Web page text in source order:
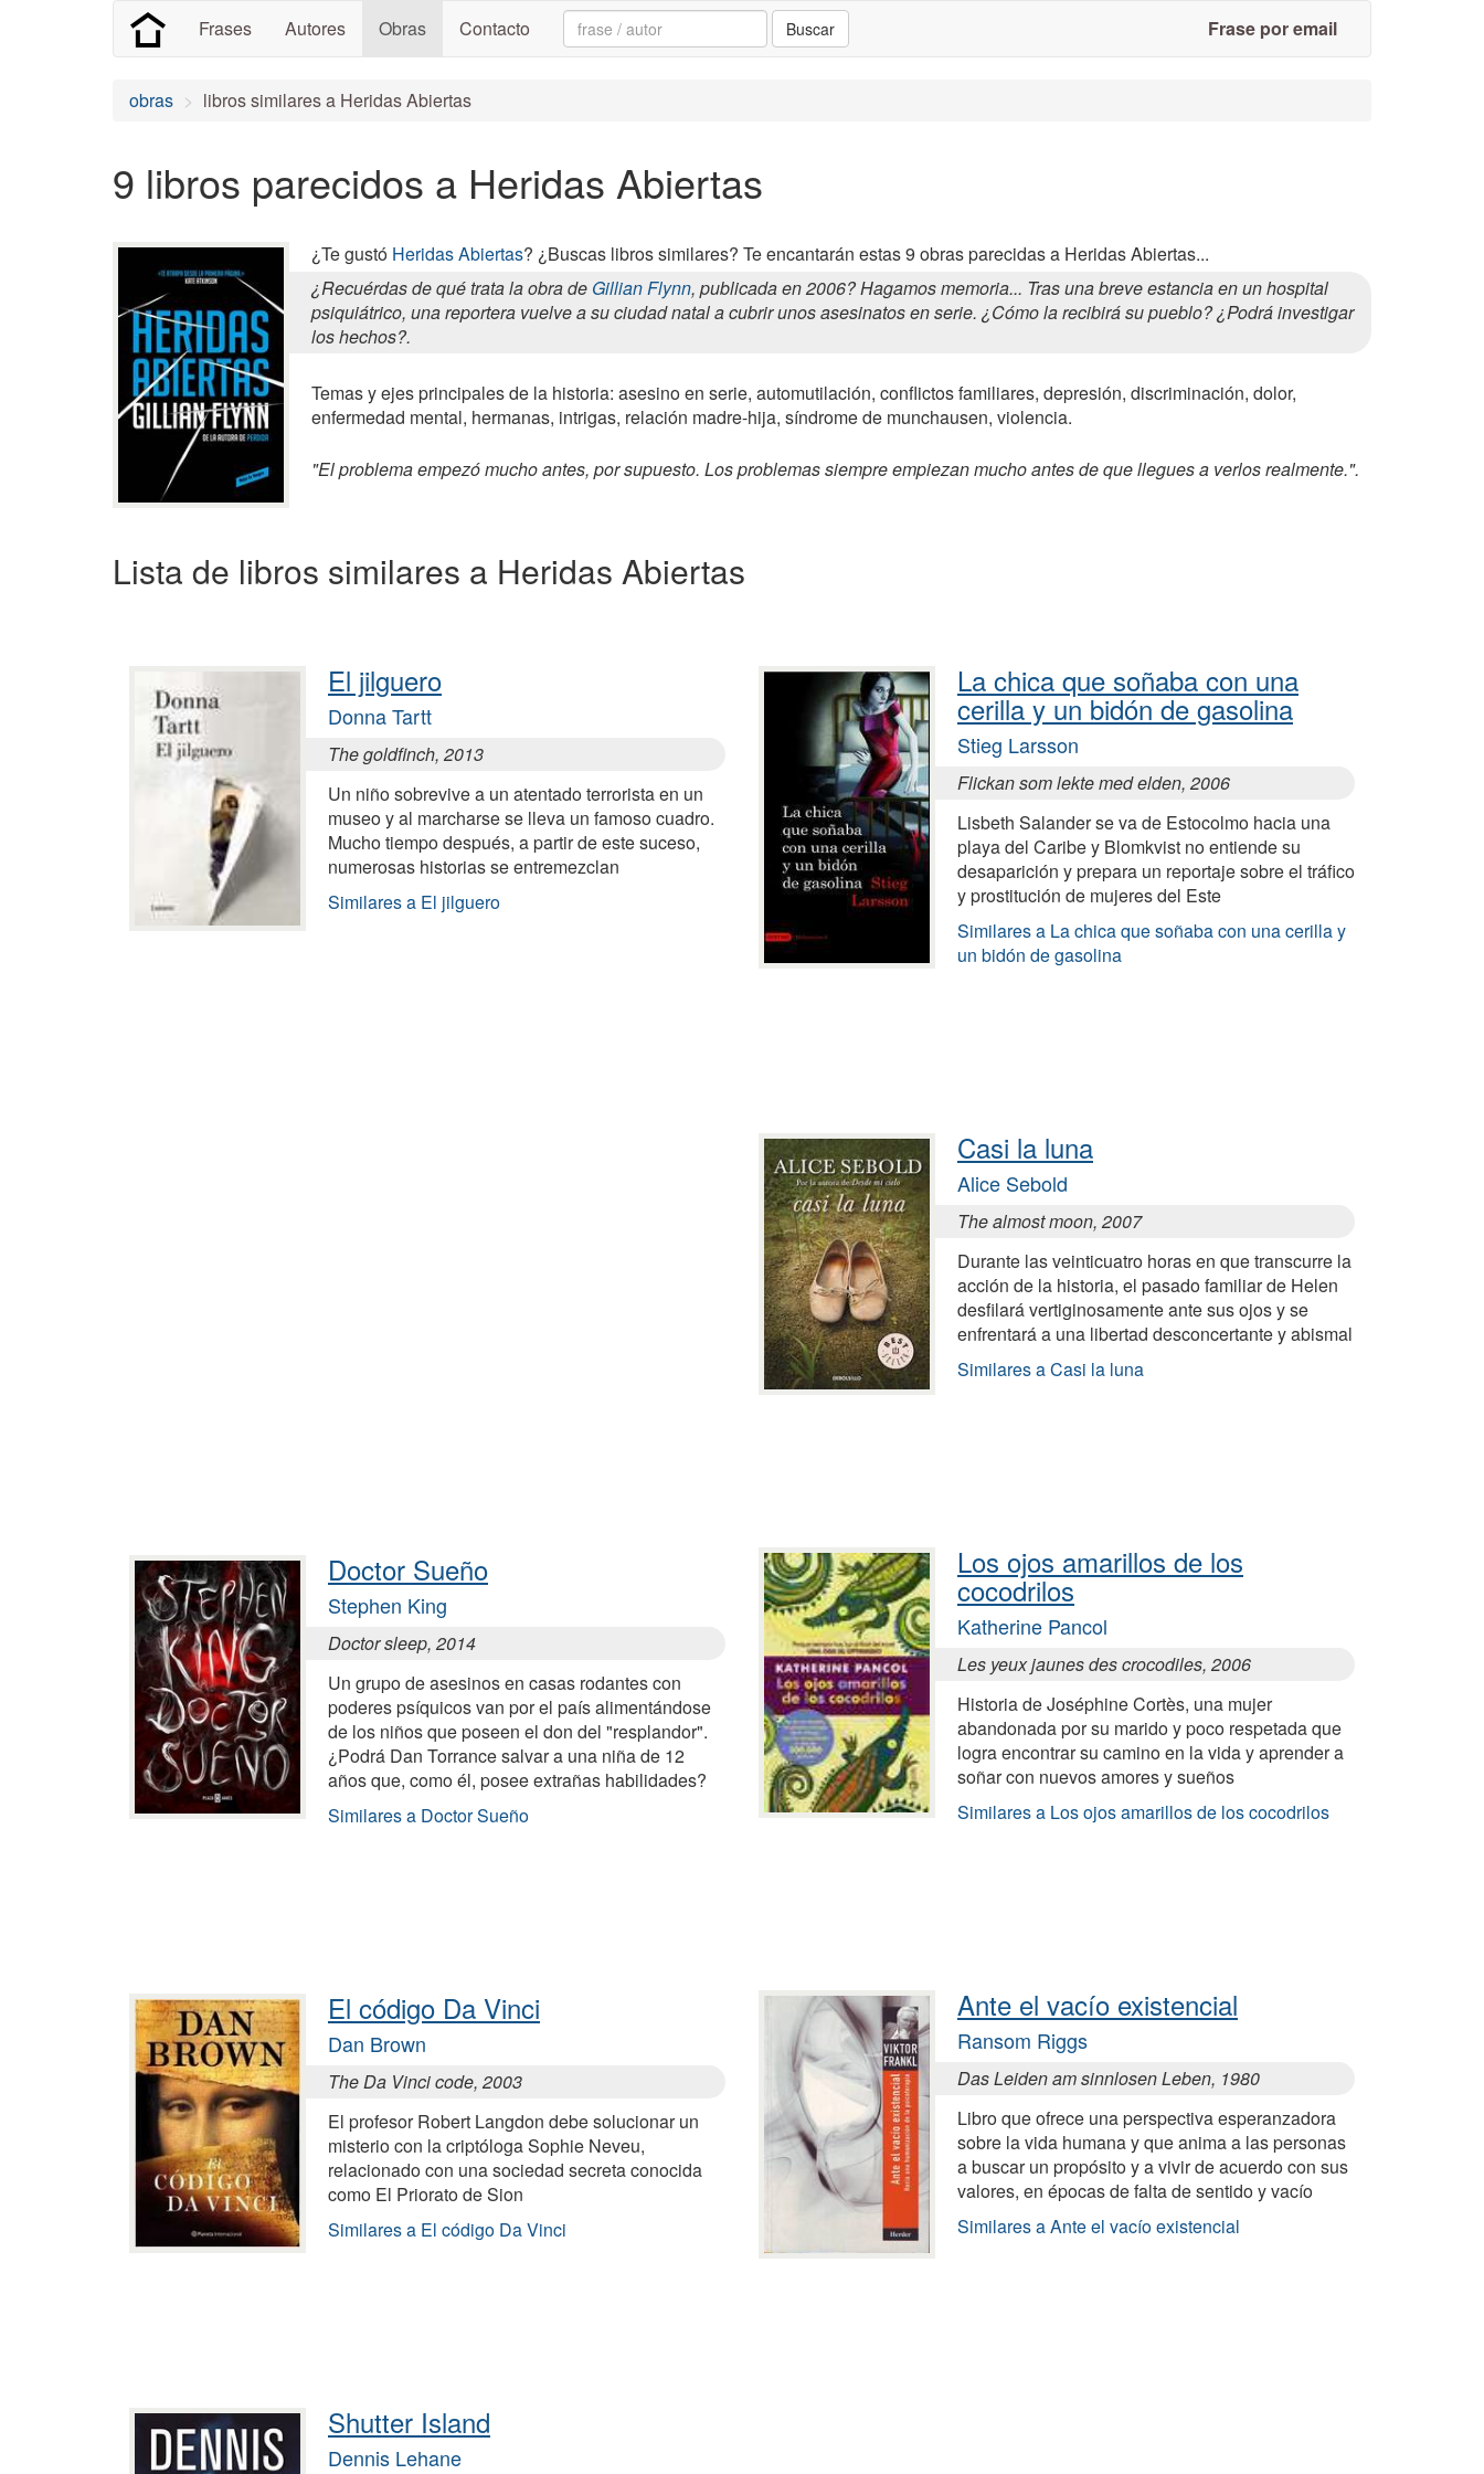
Frases Autores Obras Contacto Search: Buscar Frase por email
obras libros similares a Heridas Abiertas
9 libros parecidos a Heridas Abiertas
¿Te gustó Heridas Abiertas? ¿Buscas libros similares? Te encantarán estas 9 obras parecidas a Heridas Abiertas...
¿Recuérdas de qué trata la obra de Gillian Flynn, publicada en 2006? Hagamos memoria... Tras una breve estancia en un hospital
psiquiátrico, una reportera vuelve a su ciudad natal a cubrir unos asesinatos en serie. ¿Cómo la recibirá su pueblo? ¿Podrá investigar
los hechos?.
Temas y ejes principales de la historia: asesino en serie, automutilación, conflictos familiares, depresión, discriminación, dolor,
enfermedad mental, hermanas, intrigas, relación madre-hija, síndrome de munchausen, violencia.
"El problema empezó mucho antes, por supuesto. Los problemas siempre empiezan mucho antes de que llegues a verlos realmente.".
Lista de libros similares a Heridas Abiertas
El jilguero
Donna Tartt
The goldfinch, 2013
Un niño sobrevive a un atentado terrorista en un
museo y al marcharse se lleva un famoso cuadro.
Mucho tiempo después, a partir de este suceso,
numerosas historias se entremezclan
Similares a El jilguero
Doctor Sueño
Stephen King
Doctor sleep, 2014
Un grupo de asesinos en casas rodantes con
poderes psíquicos van por el país alimentándose
de los niños que poseen el don del "resplandor".
¿Podrá Dan Torrance salvar a una niña de 12
años que, como él, posee extrañas habilidades?
Similares a Doctor Sueño
El código Da Vinci
Dan Brown
The Da Vinci code, 2003
El profesor Robert Langdon debe solucionar un
misterio con la criptóloga Sophie Neveu,
relacionado con una sociedad secreta conocida
como El Priorato de Sion
Similares a El código Da Vinci
Shutter Island
Dennis Lehane
La chica que soñaba con una
cerilla y un bidón de gasolina
Stieg Larsson
Flickan som lekte med elden, 2006
Lisbeth Salander se va de Estocolmo hacia una
playa del Caribe y Blomkvist no entiende su
desaparición y prepara un reportaje sobre el tráfico
y prostitución de mujeres del Este
Similares a La chica que soñaba con una cerilla y
un bidón de gasolina
Casi la luna
Alice Sebold
The almost moon, 2007
Durante las veinticuatro horas en que transcurre la
acción de la historia, el pasado familiar de Helen
desfilará vertiginosamente ante sus ojos y se
enfrentará a una libertad desconcertante y abismal
Similares a Casi la luna
Los ojos amarillos de los
cocodrilos
Katherine Pancol
Les yeux jaunes des crocodiles, 2006
Historia de Joséphine Cortès, una mujer
abandonada por su marido y poco respetada que
logra encontrar su camino en la vida y aprender a
soñar con nuevos amores y sueños
Similares a Los ojos amarillos de los cocodrilos
Ante el vacío existencial
Ransom Riggs
Das Leiden am sinnlosen Leben, 1980
Libro que ofrece una perspectiva esperanzadora
sobre la vida humana y que anima a las personas
a buscar un propósito y a vivir de acuerdo con sus
valores, en épocas de falta de sentido y vacío
Similares a Ante el vacío existencial